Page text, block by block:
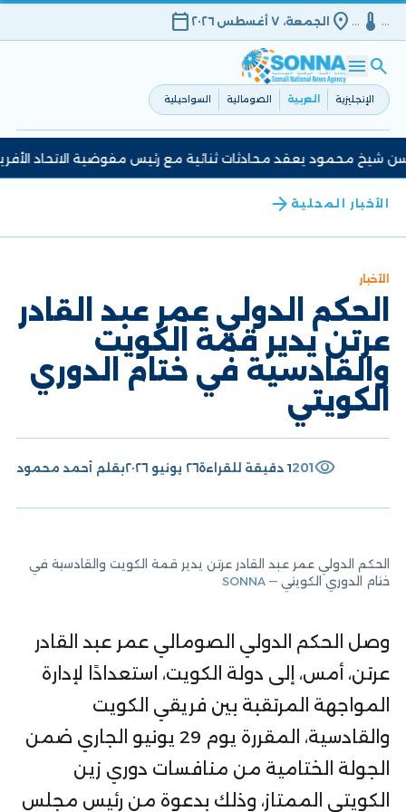
calendar_today الجمعة، ٧ أغسطس ٢٠٢٦ location_on … device_thermostat …
search
menu
الإنجليزية العربية الصومالية السواحيلية
شيخ محمود يعقد محادثات ثنائية مع رئيس مفوضية الاتحاد
arrow_back الأخبار المحلية
الأخبار
الحكم الدولي عمر عبد القادر
عرتن يدير قمة الكويت
والقادسية في ختام الدوري
الكويتي
بقلم أحمد محمود ٢٦ يونيو ٢٠٢٦ 1 دقيقة للقراءة visibility
201
الحكم الدولي عمر عبد القادر عرتن يدير قمة الكويت والقادسية في
ختام الدوري الكويتي — SONNA
وصل الحكم الدولي الصومالي عمر عبد القادر
عرتن، أمس، إلى دولة الكويت، استعدادًا لإدارة
المواجهة المرتقبة بين فريقي الكويت
والقادسية، المقررة يوم 29 يونيو الجاري ضمن
الجولة الختامية من منافسات دوري زين
الكويتي الممتاز، وذلك بدعوة من رئيس مجلس